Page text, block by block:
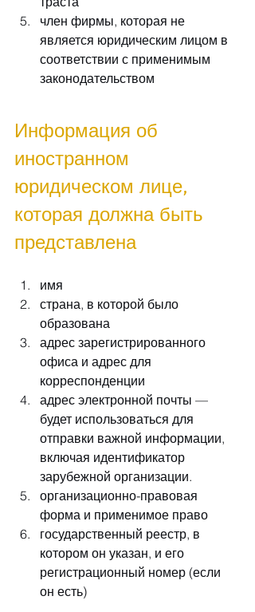
член фирмы, которая не
является юридическим лицом в
соответствии с применимым
законодательством
Информация об
иностранном
юридическом лице,
которая должна быть
представлена
имя
страна, в которой было
образована
адрес зарегистрированного
офиса и адрес для
корреспонденции
адрес электронной почты —
будет использоваться для
отправки важной информации,
включая идентификатор
зарубежной организации.
организационно-правовая
форма и применимое право
государственный реестр, в
котором он указан, и его
регистрационный номер (если
он есть)